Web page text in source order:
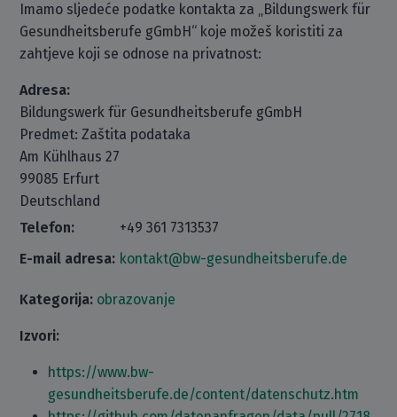
Imamo sljedeće podatke kontakta za „Bildungswerk für
Gesundheitsberufe gGmbH“ koje možeš koristiti za
zahtjeve koji se odnose na privatnost:
Adresa:
Bildungswerk für Gesundheitsberufe gGmbH
Predmet: Zaštita podataka
Am Kühlhaus 27
99085 Erfurt
Deutschland
Telefon:
+49 361 7313537
E-mail adresa: kontakt@bw-gesundheitsberufe.de
Kategorija: obrazovanje
Izvori:
https://www.bw-
gesundheitsberufe.de/content/datenschutz.htm